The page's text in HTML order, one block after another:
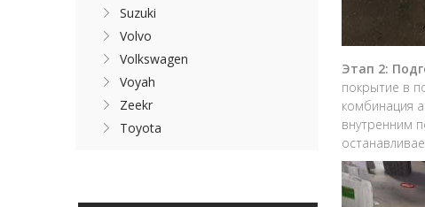
Этап 2:
покрытие в
комбинация
внутренним
Suzuki
Volvo
Volkswagen
Voyah
Zeekr
Toyota